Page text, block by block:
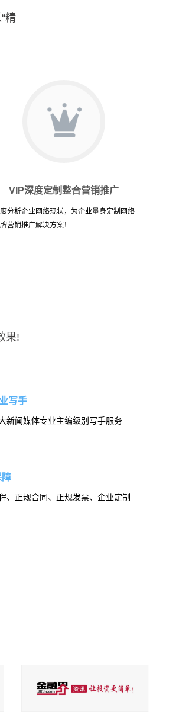
精
VIP深度定制整合营销推广
分析企业网络现状，为企业量身定制网络
营销推广解决方案！
果!
写手
新闻媒体专业主编级别写手服务
障
、正规合同、正规发票、企业定制